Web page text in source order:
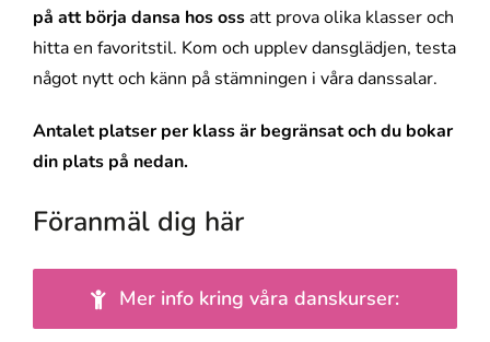
på att börja dansa hos ossatt prova olika klasser och
hitta en favoritstil. Kom och upplev dansglädjen, testa
något nytt och känn på stämningen i våra danssalar.
Antalet platser per klass är begränsat och du bokar
din plats på nedan.
Föranmäl dig här
Mer info kring våra danskurser: